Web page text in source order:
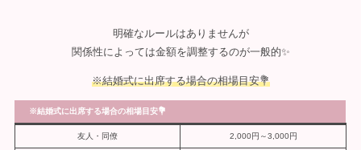
明確なルールはありませんが
関係性によっては金額を調整するのが一般的✨
※結婚式に出席する場合の相場目安💐
※結婚式に出席する場合の相場目安💐
友人・同僚 2,000円～3,000円